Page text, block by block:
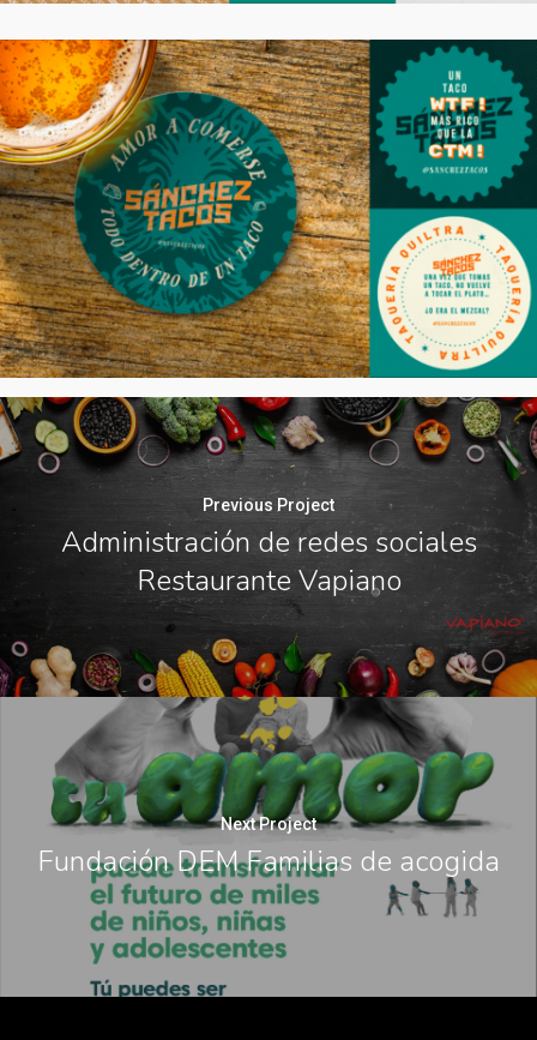
Previous Project
Administración de redes sociales
Restaurante Vapiano
Next Project
Fundación DEM Familias de acogida